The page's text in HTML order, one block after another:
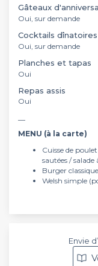
Gâteaux
Oui, sur demande
Cocktails dînatoires
Oui, sur demande
Planches et tapas
Oui
Repas assis
Oui
MENU (à la carte)
Cuisse de
sautées / salade
Burger
Welsh simple
Envie